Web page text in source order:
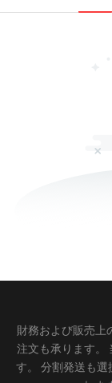
財務および販売上
注文も承ります。
す。 分割発送も